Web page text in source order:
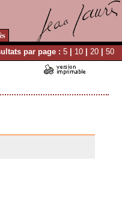
par page : 5 | 10 | 20 | 50